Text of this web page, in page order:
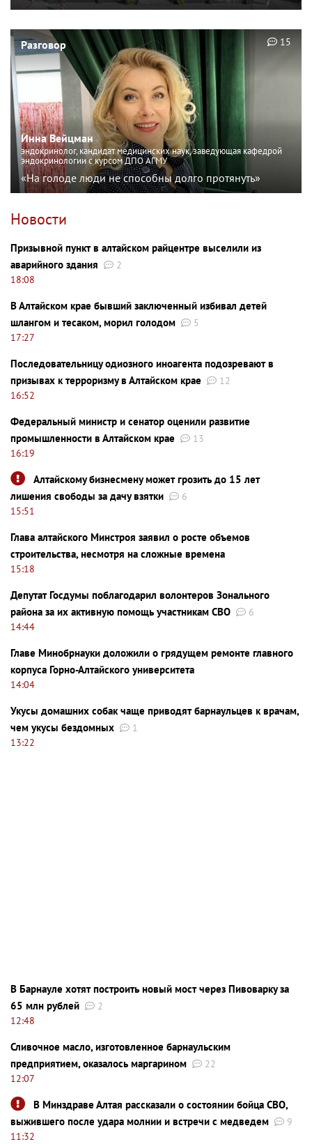
Разговор
Инна Вейцман
эндокринолог, кандидат медицинских наук, заведующая кафедрой
эндокринологии с курсом ДПО АГМУ
«На голоде люди не способны долго протянуть»
15
Новости
Призывной пункт в алтайском райцентре выселили из
аварийного здания
2
18:08
В Алтайском крае бывший заключенный избивал детей
шлангом и тесаком, морил голодом
5
17:27
Последовательницу одиозного иноагента подозревают в
призывах к терроризму в Алтайском крае
12
16:52
Федеральный министр и сенатор оценили развитие
промышленности в Алтайском крае
13
16:19
Алтайскому бизнесмену может грозить до 15 лет
лишения свободы за дачу взятки
6
15:51
Глава алтайского Минстроя заявил о росте объемов
строительства, несмотря на сложные времена
15:18
Депутат Госдумы поблагодарил волонтеров Зонального
района за их активную помощь участникам СВО
6
14:44
Главе Минобрнауки доложили о грядущем ремонте главного
корпуса Горно-Алтайского университета
14:04
Укусы домашних собак чаще приводят барнаульцев к врачам,
чем укусы бездомных
1
13:22
В Барнауле хотят построить новый мост через Пивоварку за
65 млн рублей
2
12:48
Сливочное масло, изготовленное барнаульским
предприятием, оказалось маргарином
22
12:07
В Минздраве Алтая рассказали о состоянии бойца СВО,
выжившего после удара молнии и встречи с медведем
9
11:32